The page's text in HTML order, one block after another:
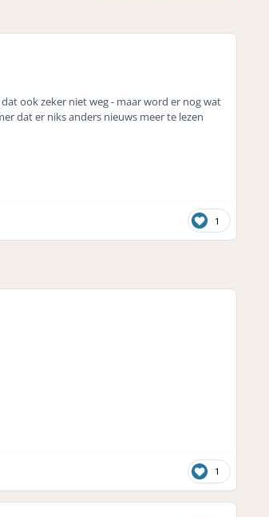
ook zeker niet weg - maar word er nog wat
dat er niks anders nieuws meer te lezen
1
1